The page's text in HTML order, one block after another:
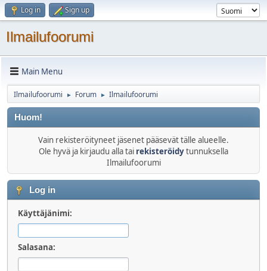
Log in Sign up
Ilmailufoorumi
Main Menu
Ilmailufoorumi ► Forum ► Ilmailufoorumi
Huom!
Vain rekisteröityneet jäsenet pääsevät tälle alueelle.
Ole hyvä ja kirjaudu alla tai rekisteröidytunnuksella
Ilmailufoorumi
Log in
Käyttäjänimi:
Salasana: